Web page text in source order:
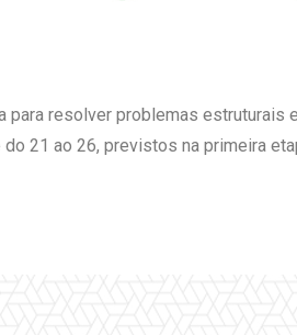
para resolver problemas estruturais
21 ao 26, previstos na primeira